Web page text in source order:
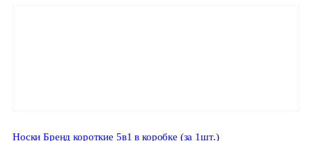
Носки Бренд короткие 5в1 в коробке (за 1шт.)